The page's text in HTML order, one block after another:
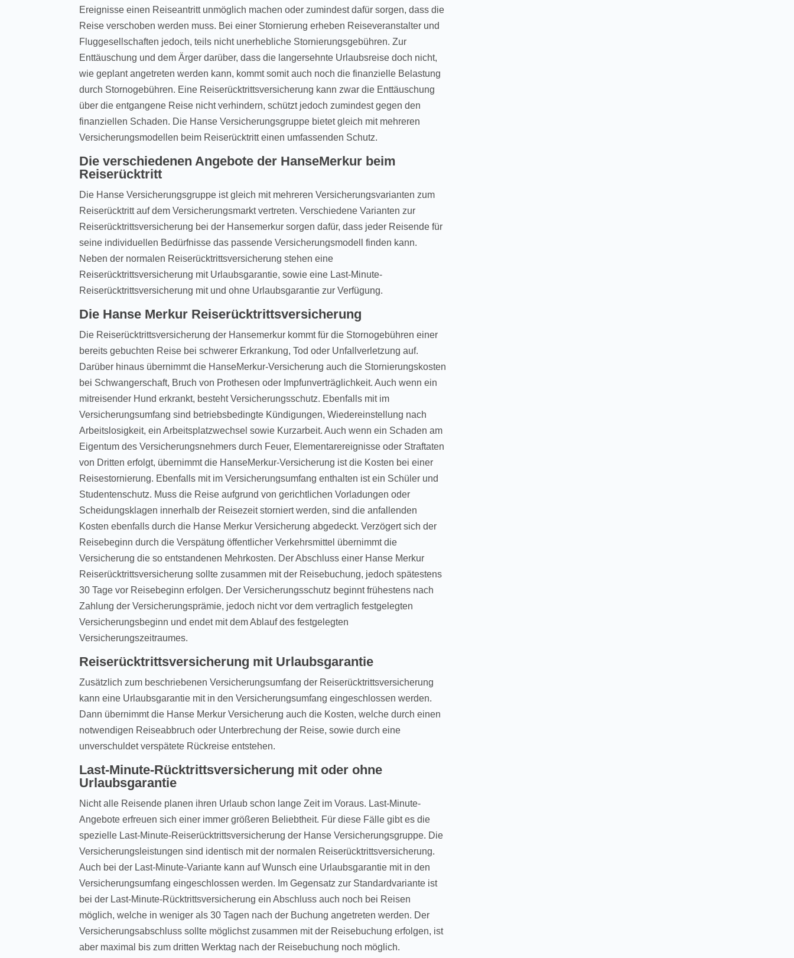
Ereignisse einen Reiseantritt unmöglich machen oder zumindest dafür sorgen, dass die
Reise verschoben werden muss. Bei einer Stornierung erheben Reiseveranstalter und
Fluggesellschaften jedoch, teils nicht unerhebliche Stornierungsgebühren. Zur
Enttäuschung und dem Ärger darüber, dass die langersehnte Urlaubsreise doch nicht,
wie geplant angetreten werden kann, kommt somit auch noch die finanzielle Belastung
durch Stornogebühren. Eine Reiserücktrittsversicherung kann zwar die Enttäuschung
über die entgangene Reise nicht verhindern, schützt jedoch zumindest gegen den
finanziellen Schaden. Die Hanse Versicherungsgruppe bietet gleich mit mehreren
Versicherungsmodellen beim Reiserücktritt einen umfassenden Schutz.
Die verschiedenen Angebote der HanseMerkur beim
Reiserücktritt
Die Hanse Versicherungsgruppe ist gleich mit mehreren Versicherungsvarianten zum
Reiserücktritt auf dem Versicherungsmarkt vertreten. Verschiedene Varianten zur
Reiserücktrittsversicherung bei der Hansemerkur sorgen dafür, dass jeder Reisende für
seine individuellen Bedürfnisse das passende Versicherungsmodell finden kann.
Neben der normalen Reiserücktrittsversicherung stehen eine
Reiserücktrittsversicherung mit Urlaubsgarantie, sowie eine Last-Minute-
Reiserücktrittsversicherung mit und ohne Urlaubsgarantie zur Verfügung.
Die Hanse Merkur Reiserücktrittsversicherung
Die Reiserücktrittsversicherung der Hansemerkur kommt für die Stornogebühren einer
bereits gebuchten Reise bei schwerer Erkrankung, Tod oder Unfallverletzung auf.
Darüber hinaus übernimmt die HanseMerkur-Versicherung auch die Stornierungskosten
bei Schwangerschaft, Bruch von Prothesen oder Impfunverträglichkeit. Auch wenn ein
mitreisender Hund erkrankt, besteht Versicherungsschutz. Ebenfalls mit im
Versicherungsumfang sind betriebsbedingte Kündigungen, Wiedereinstellung nach
Arbeitslosigkeit, ein Arbeitsplatzwechsel sowie Kurzarbeit. Auch wenn ein Schaden am
Eigentum des Versicherungsnehmers durch Feuer, Elementarereignisse oder Straftaten
von Dritten erfolgt, übernimmt die HanseMerkur-Versicherung ist die Kosten bei einer
Reisestornierung. Ebenfalls mit im Versicherungsumfang enthalten ist ein Schüler und
Studentenschutz. Muss die Reise aufgrund von gerichtlichen Vorladungen oder
Scheidungsklagen innerhalb der Reisezeit storniert werden, sind die anfallenden
Kosten ebenfalls durch die Hanse Merkur Versicherung abgedeckt. Verzögert sich der
Reisebeginn durch die Verspätung öffentlicher Verkehrsmittel übernimmt die
Versicherung die so entstandenen Mehrkosten. Der Abschluss einer Hanse Merkur
Reiserücktrittsversicherung sollte zusammen mit der Reisebuchung, jedoch spätestens
30 Tage vor Reisebeginn erfolgen. Der Versicherungsschutz beginnt frühestens nach
Zahlung der Versicherungsprämie, jedoch nicht vor dem vertraglich festgelegten
Versicherungsbeginn und endet mit dem Ablauf des festgelegten
Versicherungszeitraumes.
Reiserücktrittsversicherung mit Urlaubsgarantie
Zusätzlich zum beschriebenen Versicherungsumfang der Reiserücktrittsversicherung
kann eine Urlaubsgarantie mit in den Versicherungsumfang eingeschlossen werden.
Dann übernimmt die Hanse Merkur Versicherung auch die Kosten, welche durch einen
notwendigen Reiseabbruch oder Unterbrechung der Reise, sowie durch eine
unverschuldet verspätete Rückreise entstehen.
Last-Minute-Rücktrittsversicherung mit oder ohne
Urlaubsgarantie
Nicht alle Reisende planen ihren Urlaub schon lange Zeit im Voraus. Last-Minute-
Angebote erfreuen sich einer immer größeren Beliebtheit. Für diese Fälle gibt es die
spezielle Last-Minute-Reiserücktrittsversicherung der Hanse Versicherungsgruppe. Die
Versicherungsleistungen sind identisch mit der normalen Reiserücktrittsversicherung.
Auch bei der Last-Minute-Variante kann auf Wunsch eine Urlaubsgarantie mit in den
Versicherungsumfang eingeschlossen werden. Im Gegensatz zur Standardvariante ist
bei der Last-Minute-Rücktrittsversicherung ein Abschluss auch noch bei Reisen
möglich, welche in weniger als 30 Tagen nach der Buchung angetreten werden. Der
Versicherungsabschluss sollte möglichst zusammen mit der Reisebuchung erfolgen, ist
aber maximal bis zum dritten Werktag nach der Reisebuchung noch möglich.